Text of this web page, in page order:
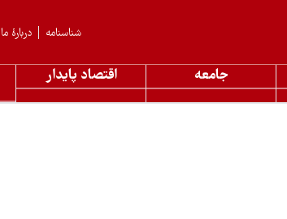
دربارهٔ ما شناسنامه
جامعه اقتصاد پایدار